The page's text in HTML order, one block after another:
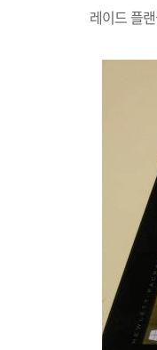
레이드 플